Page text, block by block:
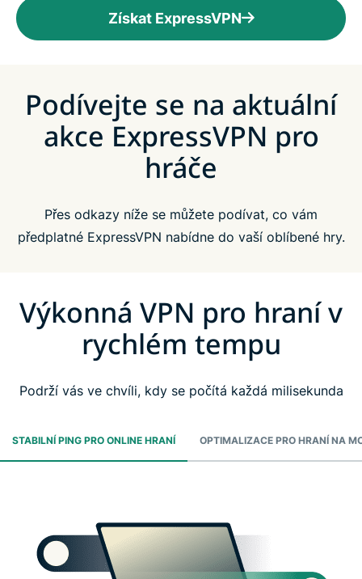
Získat ExpressVPN
Podívejte se na aktuální
akce ExpressVPN pro
hráče
Přes odkazy níže se můžete podívat, co vám
předplatné ExpressVPN nabídne do vaší oblíbené hry.
Výkonná VPN pro hraní v
rychlém tempu
Podrží vás ve chvíli, kdy se počítá každá milisekunda
STABILNÍ PING PRO ONLINE HRANÍ OPTIMALIZACE PRO HRANÍ NA